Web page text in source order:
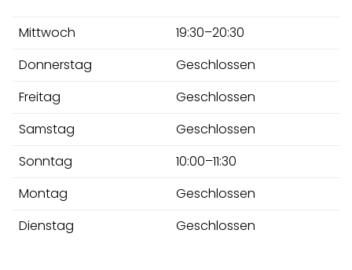
Mittwoch
19:30–20:30
Donnerstag
Geschlossen
Freitag
Geschlossen
Samstag
Geschlossen
Sonntag
10:00–11:30
Montag
Geschlossen
Dienstag
Geschlossen